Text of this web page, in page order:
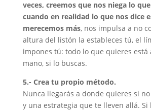
veces, creemos que nos niega lo
cuando en realidad lo que nos dice
merecemos más, nos impulsa a no
altura del listón la estableces tú, el
impones tú: todo lo que quieres está
mano, si lo buscas.
5.- Crea tu propio método.
Nunca llegarás a donde quieres si
y una estrategia que te lleven allá. Si